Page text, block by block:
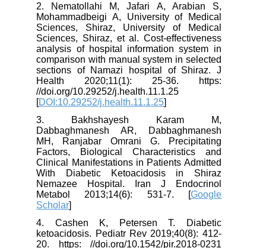
2. Nematollahi M, Jafari A, Arabian S,
Mohammadbeigi A, University of Medical
Sciences, Shiraz, University of Medical
Sciences, Shiraz, et al. Cost-effectiveness
analysis of hospital information system in
comparison with manual system in selected
sections of Namazi hospital of Shiraz. J
Health 2020;11(1): 25-36. https:
//doi.org/10.29252/j.health.11.1.25
[DOI:10.29252/j.health.11.1.25
3. Bakhshayesh Karam M,
Dabbaghmanesh AR, Dabbaghmanesh
MH, Ranjabar Omrani G. Precipitating
Factors, Biological Characteristics and
Clinical Manifestations in Patients Admitted
With Diabetic Ketoacidosis in Shiraz
Nemazee Hospital. Iran J Endocrinol
Metabol 2013;14(6): 531-7. [Google
Scholar
4. Cashen K, Petersen T. Diabetic
ketoacidosis. Pediatr Rev 2019;40(8): 412-
20. https: //doi.org/10.1542/pir.2018-0231